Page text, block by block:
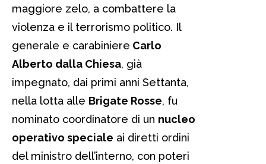
maggiore zelo, a combattere la
violenza e il terrorismo politico. Il
generale e carabiniere Carlo
Alberto dalla Chiesa, già
impegnato, dai primi anni Settanta,
nella lotta alle Brigate Rosse, fu
nominato coordinatore di un nucleo
operativo speciale ai diretti ordini
del ministro dell’interno, con poteri